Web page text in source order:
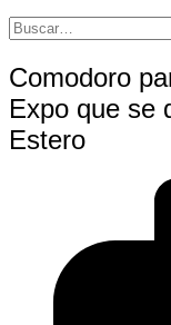
Comodoro
Expo que se
Estero